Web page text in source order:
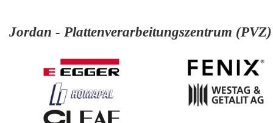
Jordan - Plattenverarbeitungszentrum